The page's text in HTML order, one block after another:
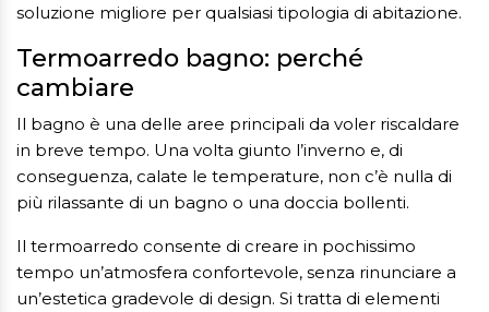
soluzione migliore per qualsiasi tipologia di abitazione.
Termoarredo bagno: perché
cambiare
Il bagno è una delle aree principali da voler riscaldare
in breve tempo. Una volta giunto l’inverno e, di
conseguenza, calate le temperature, non c’è nulla di
più rilassante di un bagno o una doccia bollenti.
Il termoarredo consente di creare in pochissimo
tempo un’atmosfera confortevole, senza rinunciare a
un’estetica gradevole di design. Si tratta di elementi